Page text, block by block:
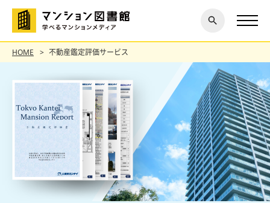
探す
閉じ
る
HOME 不動産鑑定評価サービス